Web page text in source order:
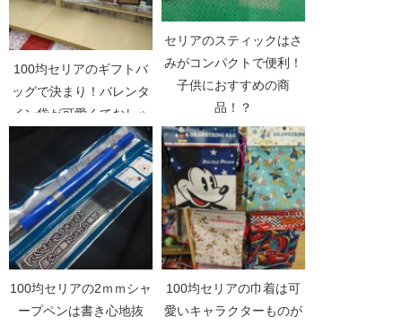
100均セリアのギフトバ
ッグで決まり！バレンタ
イン袋が可愛くておしゃ
セリアのスティックはさ
みがコンパクトで便利！
子供におすすめの商
品！？
100均セリアの2ｍｍシャ
ープペンは書き心地抜
100均セリアの巾着は可
愛いキャラクターものが